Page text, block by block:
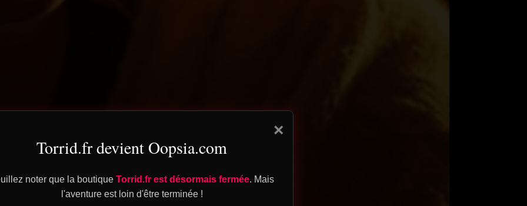
×
Torrid.fr devient Oopsia.com
noter que la boutique Torrid.fr est désormais fermée. Mais
l'aventure est loin d'être terminée !